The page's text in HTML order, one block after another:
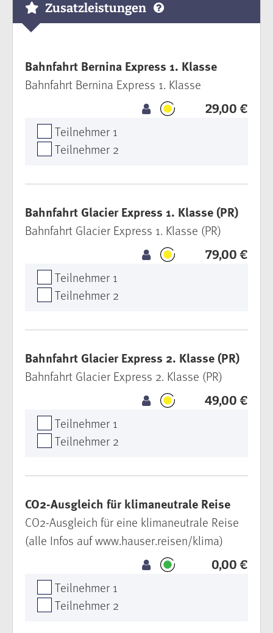
Zusatzleistungen
Bahnfahrt Bernina Express 1. Klasse
29,00 €
Bahnfahrt Bernina Express 1. Klasse
Teilnehmer 1
Teilnehmer 2
Bahnfahrt Glacier Express 1. Klasse (PR)
79,00 €
Bahnfahrt Glacier Express 1. Klasse (PR)
Teilnehmer 1
Teilnehmer 2
Bahnfahrt Glacier Express 2. Klasse (PR)
49,00 €
Bahnfahrt Glacier Express 2. Klasse (PR)
Teilnehmer 1
Teilnehmer 2
CO2-Ausgleich für klimaneutrale Reise
0,00 €
CO2-Ausgleich für eine klimaneutrale Reise
(alle Infos auf www.hauser.reisen/klima)
Teilnehmer 1
Teilnehmer 2